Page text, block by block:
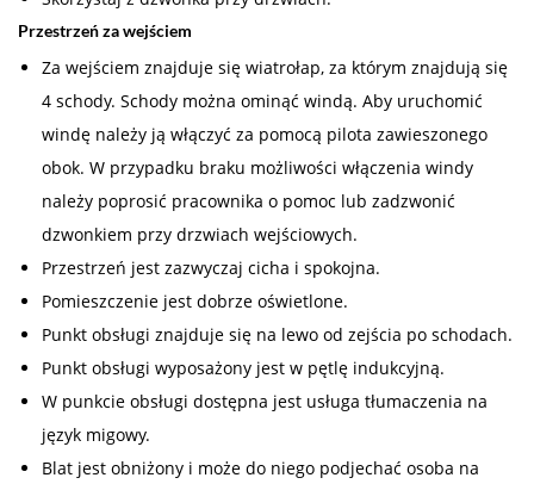
Przestrzeń za wejściem
Za wejściem znajduje się wiatrołap, za którym znajdują się
4 schody. Schody można ominąć windą. Aby uruchomić
windę należy ją włączyć za pomocą pilota zawieszonego
obok. W przypadku braku możliwości włączenia windy
należy poprosić pracownika o pomoc lub zadzwonić
dzwonkiem przy drzwiach wejściowych.
Przestrzeń jest zazwyczaj cicha i spokojna.
Pomieszczenie jest dobrze oświetlone.
Punkt obsługi znajduje się na lewo od zejścia po schodach.
Punkt obsługi wyposażony jest w pętlę indukcyjną.
W punkcie obsługi dostępna jest usługa tłumaczenia na
język migowy.
Blat jest obniżony i może do niego podjechać osoba na